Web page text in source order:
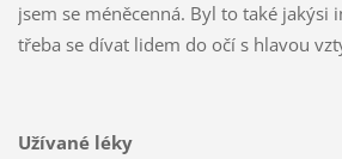
jsem se méněcenná. Byl to také jakýsi
třeba se dívat lidem do očí s hlavou
Užívané léky